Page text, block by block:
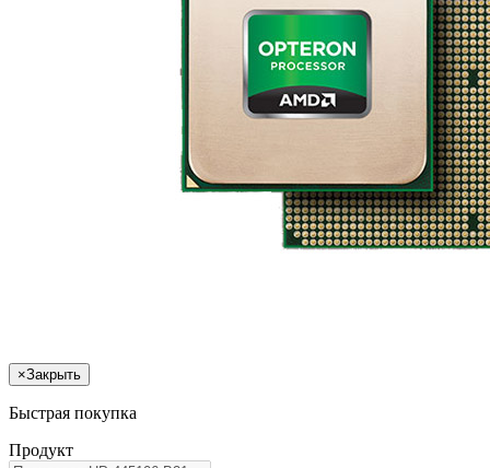
×Закрыть
Быстрая покупка
Продукт